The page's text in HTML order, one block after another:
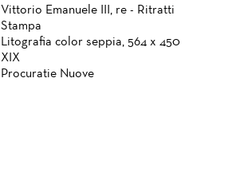
Vittorio Emanuele III, re - Ritratti
Stampa
Litografia color seppia, 564 x 450
XIX
Procuratie Nuove